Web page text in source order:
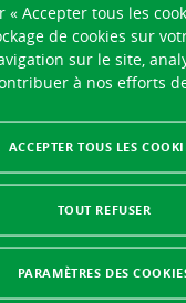
mai 2020 – Lors de la
de Vaudoise
à Lausanne
à son assemblée
Holding SA
les
mai 2020 –
« Accepter tous les
de cookies sur
sur le site,
à nos efforts
TOUT REFUSER
ACCEPTER TOUS LES
PARAMÈTRES DES